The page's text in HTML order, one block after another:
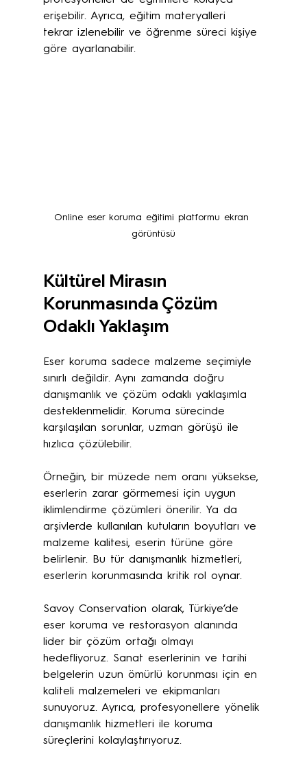
erişebilir. Ayrıca, eğitim materyalleri
tekrar izlenebilir ve öğrenme süreci kişiye
göre ayarlanabilir.
Online eser koruma eğitimi platformu ekran
görüntüsü
Kültürel Mirasın
Korunmasında Çözüm
Odaklı Yaklaşım
Eser koruma sadece malzeme seçimiyle
sınırlı değildir. Aynı zamanda doğru
danışmanlık ve çözüm odaklı yaklaşımla
desteklenmelidir. Koruma sürecinde
karşılaşılan sorunlar, uzman görüşü ile
hızlıca çözülebilir.
Örneğin, bir müzede nem oranı yüksekse,
eserlerin zarar görmemesi için uygun
iklimlendirme çözümleri önerilir. Ya da
arşivlerde kullanılan kutuların boyutları ve
malzeme kalitesi, eserin türüne göre
belirlenir. Bu tür danışmanlık hizmetleri,
eserlerin korunmasında kritik rol oynar.
Savoy Conservation olarak, Türkiye’de
eser koruma ve restorasyon alanında
lider bir çözüm ortağı olmayı
hedefliyoruz. Sanat eserlerinin ve tarihi
belgelerin uzun ömürlü korunması için en
kaliteli malzemeleri ve ekipmanları
sunuyoruz. Ayrıca, profesyonellere yönelik
danışmanlık hizmetleri ile koruma
süreçlerini kolaylaştırıyoruz.